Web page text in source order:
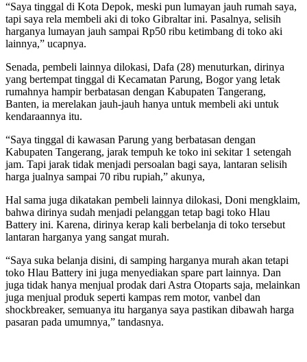
“Saya tinggal di Kota Depok, meski pun lumayan jauh rumah saya,
tapi saya rela membeli aki di toko Gibraltar ini. Pasalnya, selisih
harganya lumayan jauh sampai Rp50 ribu ketimbang di toko aki
lainnya,” ucapnya.
Senada, pembeli lainnya dilokasi, Dafa (28) menuturkan, dirinya
yang bertempat tinggal di Kecamatan Parung, Bogor yang letak
rumahnya hampir berbatasan dengan Kabupaten Tangerang,
Banten, ia merelakan jauh-jauh hanya untuk membeli aki untuk
kendaraannya itu.
“Saya tinggal di kawasan Parung yang berbatasan dengan
Kabupaten Tangerang, jarak tempuh ke toko ini sekitar 1 setengah
jam. Tapi jarak tidak menjadi persoalan bagi saya, lantaran selisih
harga jualnya sampai 70 ribu rupiah,” akunya,
Hal sama juga dikatakan pembeli lainnya dilokasi, Doni mengklaim,
bahwa dirinya sudah menjadi pelanggan tetap bagi toko Hlau
Battery ini. Karena, dirinya kerap kali berbelanja di toko tersebut
lantaran harganya yang sangat murah.
“Saya suka belanja disini, di samping harganya murah akan tetapi
toko Hlau Battery ini juga menyediakan spare part lainnya. Dan
juga tidak hanya menjual prodak dari Astra Otoparts saja, melainkan
juga menjual produk seperti kampas rem motor, vanbel dan
shockbreaker, semuanya itu harganya saya pastikan dibawah harga
pasaran pada umumnya,” tandasnya.